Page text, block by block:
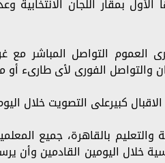
التواصل المباشر مع
والتواصل الفورى لأى طارىء
كبيرعلى التصويت خلال
والتعليم بالقاهرة، جميع
خلال اليومين القادمين